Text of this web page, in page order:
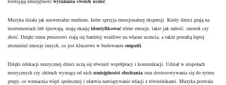
Muzyka działa jak uniwersalne medium, które sprzyja emocjonalnej ekspresji. Kiedy dzieci grają na
instrumentach lub śpiewają, mają okazję identyfikować różne emocje, takie jak radość, smutek czy
złość. Dzięki temu procesowi stają się bardziej wrażliwe na własne uczucia, a także potrafią lepiej
zrozumieć emocje innych, co jest kluczowe w budowaniu empatii
Dzięki edukacji muzycznej dzieci uczą się również współpracy i komunikacji. Udział w zespołach
muzycznych czy chórach wymaga od nich umiejętności słuchania oraz dostosowywania się do rytmu
grupy, co wzmacnia więzi społecznej i ułatwia nawiązywanie relacji z rówieśnikami. Muzyka pozwala